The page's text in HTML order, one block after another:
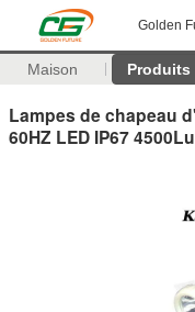
Golden
Maison Produits
Lampes de chapeau
60HZ LED IP67